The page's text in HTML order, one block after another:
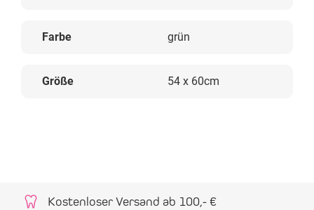
Farbe grün
Größe 54 x 60cm
Kostenloser Versand ab 100,- €